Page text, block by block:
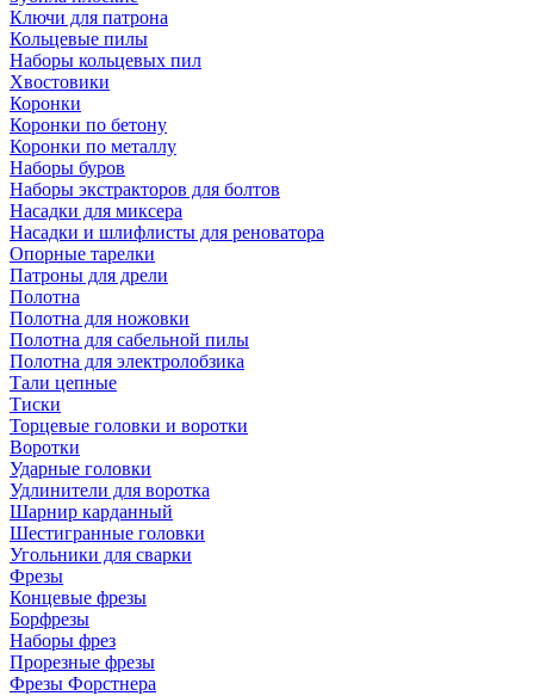
Ключи для патрона
Кольцевые пилы
Наборы кольцевых пил
Хвостовики
Коронки
Коронки по бетону
Коронки по металлу
Наборы буров
Наборы экстракторов для болтов
Насадки для миксера
Насадки и шлифлисты для реноватора
Опорные тарелки
Патроны для дрели
Полотна
Полотна для ножовки
Полотна для сабельной пилы
Полотна для электролобзика
Тали цепные
Тиски
Торцевые головки и воротки
Воротки
Ударные головки
Удлинители для воротка
Шарнир карданный
Шестигранные головки
Угольники для сварки
Фрезы
Концевые фрезы
Борфрезы
Наборы фрез
Прорезные фрезы
Фрезы Форстнера